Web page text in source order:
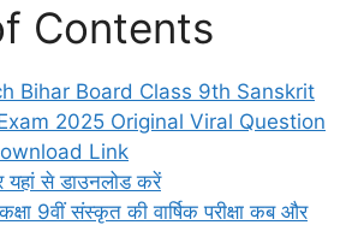
Contents
Bihar Board Class 9th Sanskrit
2025 Original Viral Question
Link
यहां से डाउनलोड करें
कक्षा 9वीं संस्कृत की वार्षिक परीक्षा कब और